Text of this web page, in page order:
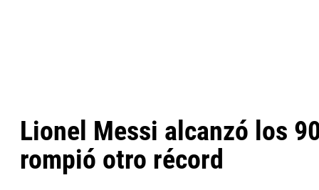
Lionel Messi alcanzó los
rompió otro récord